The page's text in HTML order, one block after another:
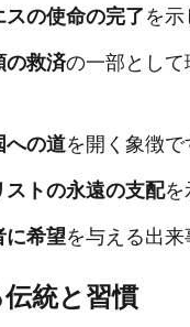
スの使命の完了を示
の救済の一部として
への道を開く象徴で
ストの永遠の支配を
に希望を与える出来
統と習慣